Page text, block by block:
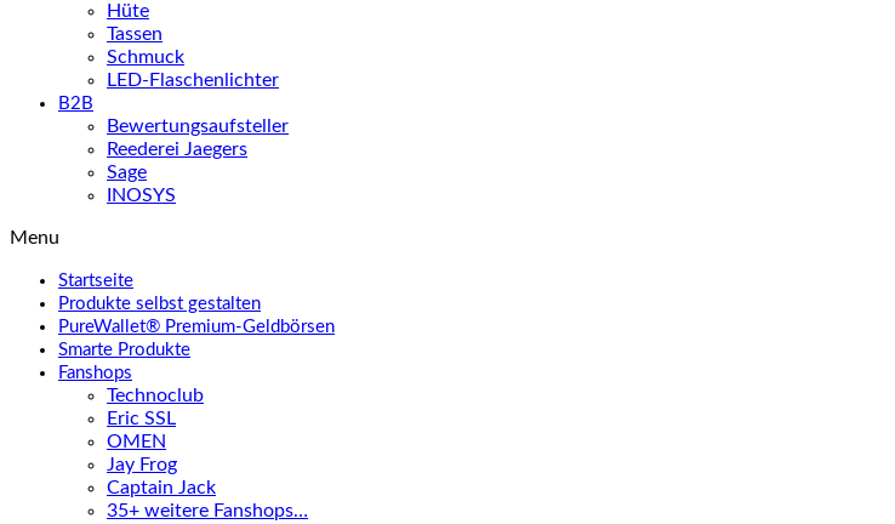
Hüte
Tassen
Schmuck
LED-Flaschenlichter
B2B
Bewertungsaufsteller
Reederei Jaegers
Sage
INOSYS
Menu
Startseite
Produkte selbst gestalten
PureWallet® Premium-Geldbörsen
Smarte Produkte
Fanshops
Technoclub
Eric SSL
OMEN
Jay Frog
Captain Jack
35+ weitere Fanshops…